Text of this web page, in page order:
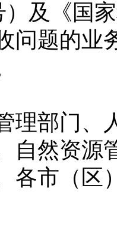
）及《国
问题的业
理部门、
自然资源
各市（区